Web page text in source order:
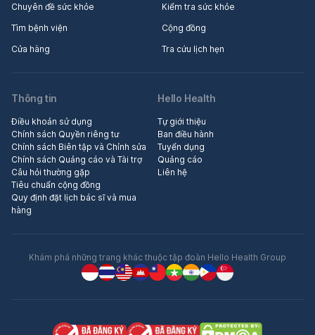
Chuyên đề sức khỏe
Kiểm tra sức khỏe
Tìm bệnh viện
Cộng đồng
Cửa hàng
Tra cứu lịch hẹn
Thông tin
Điều khoản sử dụng
Chính sách Quyền riêng tư
Chính sách Biên tập và Chỉnh sửa
Chính sách Quảng cáo và Tài trợ
Câu hỏi thường gặp
Tiêu chuẩn cộng đồng
Quy định đặt lịch bác sĩ và mua
hàng
Hello Health
Tự giới thiệu
Ban điều hành
Tuyển dụng
Quảng cáo
Liên hệ
Khám phá những trang khác thuộc tập đoàn Hello Health Group